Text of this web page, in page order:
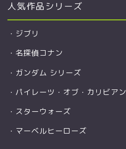
人気作品シリーズ
・ ジブリ
・ 名探偵コナン
・ ガンダム シリーズ
・ パイレーツ・オブ・カリビアン
・ スターウォーズ
・ マーベルヒーローズ